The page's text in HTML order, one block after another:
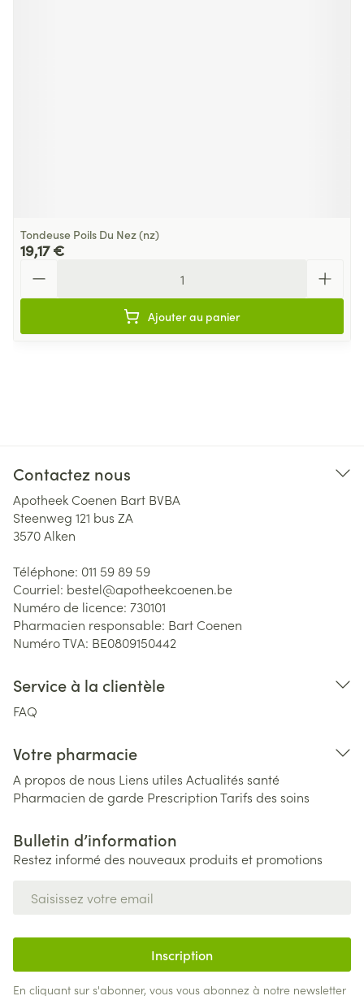
Tondeuse Poils Du Nez (nz)
19,17 €
Ajouter au panier
Contactez nous
Apotheek Coenen Bart BVBA
Steenweg 121 bus ZA
3570Alken
Téléphone: 011 59 89 59
Courriel: bestel@apotheekcoenen.be
Numéro de licence: 730101
Pharmacien responsable: Bart Coenen
Numéro TVA: BE0809150442
Service à la clientèle
FAQ
Votre pharmacie
A propos de nous Liens utiles Actualités santé
Pharmacien de garde PrescriptionTarifs des soins
Bulletin d’information
Restez informé des nouveaux produits et promotions
Inscription
En cliquant sur s'abonner, vous vous abonnez à notre newsletter